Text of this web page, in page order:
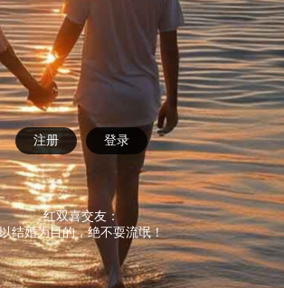
注册 登录
红双喜交友：
以结婚为目的，绝不耍流氓！